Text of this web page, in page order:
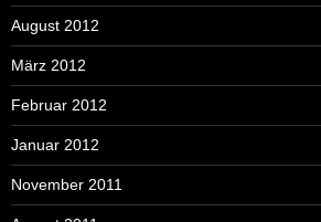
August 2012
März 2012
Februar 2012
Januar 2012
November 2011